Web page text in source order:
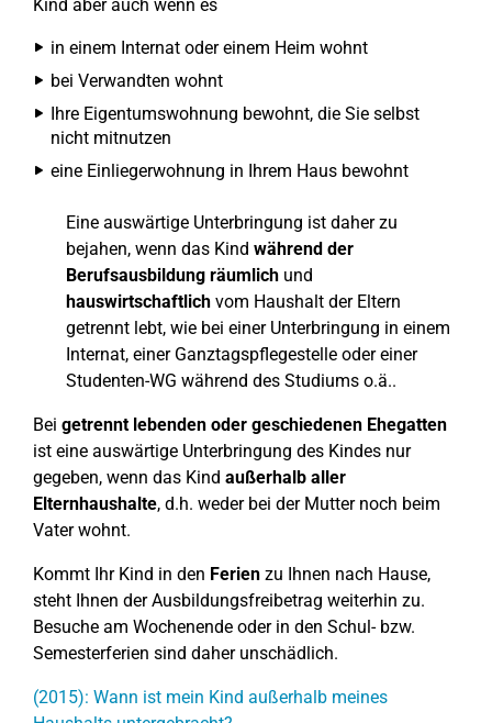
Kind aber auch wenn es
in einem Internat oder einem Heim wohnt
bei Verwandten wohnt
Ihre Eigentumswohnung bewohnt, die Sie selbst
nicht mitnutzen
eine Einliegerwohnung in Ihrem Haus bewohnt
Eine auswärtige Unterbringung ist daher zu
bejahen, wenn das Kind während der
Berufsausbildung räumlich und
hauswirtschaftlich vom Haushalt der Eltern
getrennt lebt, wie bei einer Unterbringung in einem
Internat, einer Ganztagspflegestelle oder einer
Studenten-WG während des Studiums o.ä..
Bei getrennt lebenden oder geschiedenen Ehegatten
ist eine auswärtige Unterbringung des Kindes nur
gegeben, wenn das Kind außerhalb aller
Elternhaushalte, d.h. weder bei der Mutter noch beim
Vater wohnt.
Kommt Ihr Kind in den Ferien zu Ihnen nach Hause,
steht Ihnen der Ausbildungsfreibetrag weiterhin zu.
Besuche am Wochenende oder in den Schul- bzw.
Semesterferien sind daher unschädlich.
(2015): Wann ist mein Kind außerhalb meines